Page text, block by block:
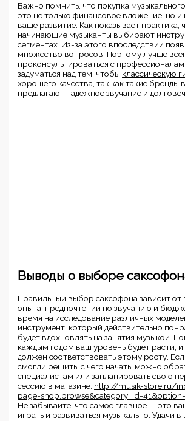
Важно помнить, что покупка
это не только финансовое вложение, но и
ваше развитие. Как показывает практика,
начинающие музыканты выбирают
сегментах. Из-за этого впоследствии
множество вопросов. Поэтому лучше
проконсультироваться с
задуматься над тем, чтобы классическую
хорошего качества, так как такие бренды
предлагают надежное звучание и
Выводы о выборе
Правильный выбор саксофона зависит от
опыта, предпочтений по звучанию и
время на исследование различных
инструмент, который действительно
будет вдохновлять на занятия музыкой.
каждым годом ваш уровень будет расти,
должен соответствовать этому росту.
смогли решить, с чего начать, можно
специалистам или запланировать свою
сессию в магазине. http://musik-store.ru/
Не забывайте, что самое главное — это
играть и развиваться музыкально. Удачи